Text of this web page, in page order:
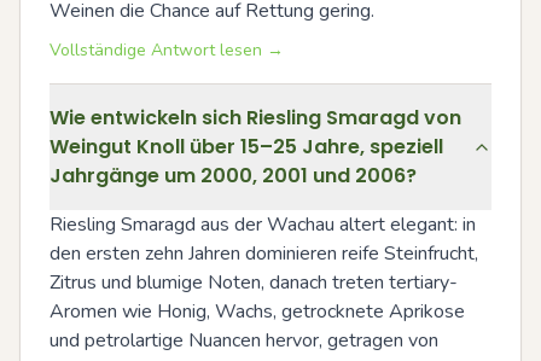
Weinen die Chance auf Rettung gering.
Vollständige Antwort lesen →
Wie entwickeln sich Riesling Smaragd von
Weingut Knoll über 15–25 Jahre, speziell
Jahrgänge um 2000, 2001 und 2006?
Riesling Smaragd aus der Wachau altert elegant: in
den ersten zehn Jahren dominieren reife Steinfrucht,
Zitrus und blumige Noten, danach treten tertiary-
Aromen wie Honig, Wachs, getrocknete Aprikose
und petrolartige Nuancen hervor, getragen von